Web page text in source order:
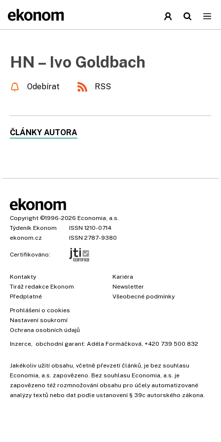
HN – Ivo Goldbach
Odebírat RSS
ČLÁNKY AUTORA
Copyright ©1996-2026 Economia, a.s.
Týdeník Ekonom
ISSN 1210-0714
ekonom.cz
ISSN 2787-9380
Certifikováno:
Kontakty
Tiráž redakce Ekonom
Předplatné
Kariéra
Newsletter
Všeobecné podmínky
Prohlášení o cookies
Nastavení soukromí
Ochrana osobních údajů
Inzerce, obchodní garant: Adéla Formáčková, +420 739 500 832
Jakékoliv užití obsahu, včetně převzetí článků, je bez souhlasu
Economia, a.s. zapovězeno. Bez souhlasu Economia, a.s. je
zapovězeno též rozmnožování obsahu pro účely automatizované
analýzy textů nebo dat podle ustanovení § 39c autorského zákona.